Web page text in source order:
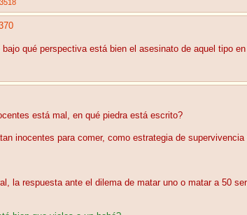
qué perspectiva está bien el asesinato de aquel tipo
está mal, en qué piedra está escrito?
inocentes para comer, como estrategia de
la respuesta ante el dilema de matar uno o matar a 50